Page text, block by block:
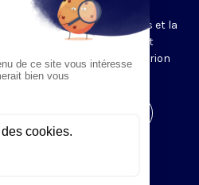
il s’agit aussi de
les grands enjeux du pays et la
que les chrétiens peuvent
à la société. Présenté par Marion
jeudi à 21h45.